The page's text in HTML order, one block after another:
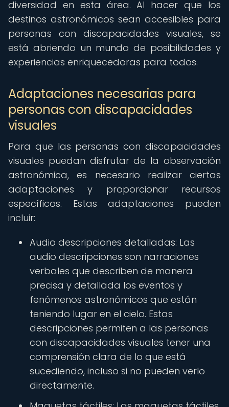
diversidad en esta área. Al hacer que los
destinos astronómicos sean accesibles para
personas con discapacidades visuales, se
está abriendo un mundo de posibilidades y
experiencias enriquecedoras para todos.
Adaptaciones necesarias para
personas con discapacidades
visuales
Para que las personas con discapacidades
visuales puedan disfrutar de la observación
astronómica, es necesario realizar ciertas
adaptaciones y proporcionar recursos
específicos. Estas adaptaciones pueden
incluir:
Audio descripciones detalladas: Las
audio descripciones son narraciones
verbales que describen de manera
precisa y detallada los eventos y
fenómenos astronómicos que están
teniendo lugar en el cielo. Estas
descripciones permiten a las personas
con discapacidades visuales tener una
comprensión clara de lo que está
sucediendo, incluso si no pueden verlo
directamente.